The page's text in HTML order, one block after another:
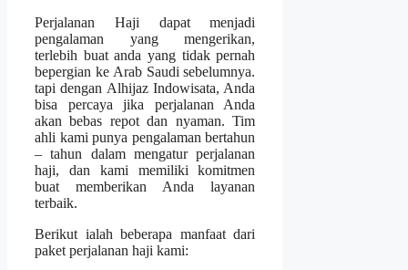
Perjalanan Haji dapat menjadi
pengalaman yang mengerikan,
terlebih buat anda yang tidak pernah
bepergian ke Arab Saudi sebelumnya.
tapi dengan Alhijaz Indowisata, Anda
bisa percaya jika perjalanan Anda
akan bebas repot dan nyaman. Tim
ahli kami punya pengalaman bertahun
– tahun dalam mengatur perjalanan
haji, dan kami memiliki komitmen
buat memberikan Anda layanan
terbaik.
Berikut ialah beberapa manfaat dari
paket perjalanan haji kami: